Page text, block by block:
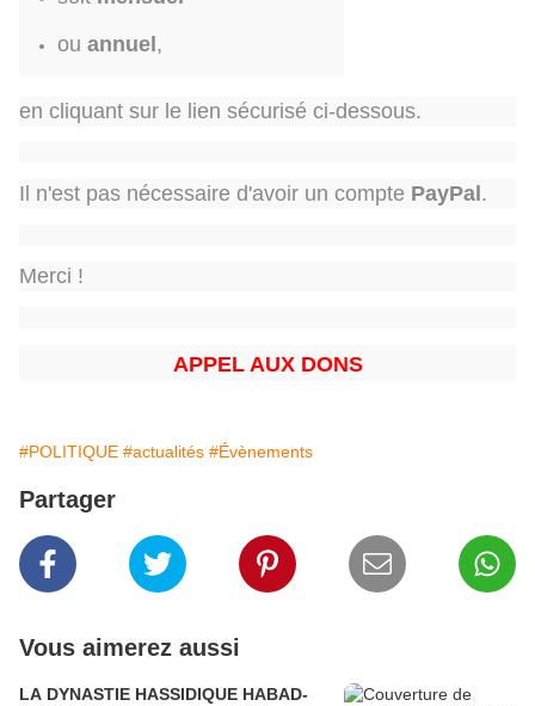
ou annuel,
en cliquant sur le lien sécurisé ci-dessous.
Il n'est pas nécessaire d'avoir un compte PayPal.
Merci !
APPEL AUX DONS
#POLITIQUE #actualités #Évènements
Partager
Vous aimerez aussi
LA DYNASTIE HASSIDIQUE HABAD-